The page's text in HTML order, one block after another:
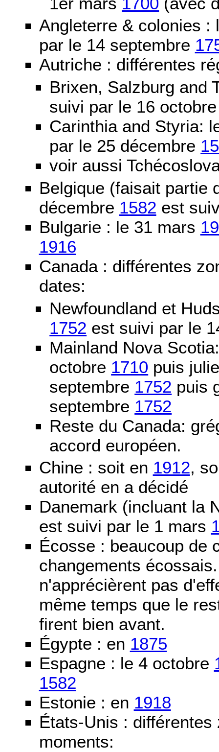
Angleterre & colonies
par le 14 septembre
Autriche : différentes
Brixen, Salzburg and
suivi par le 16
Carinthia and Styria:
par le 25 décembre
voir aussi
Belgique (faisait partie
décembre 1582 est
Bulgarie : le 31 mars
1916
Canada : différentes
dates:
Newfoundland et
1752 est suivi par le
Mainland Nova
octobre 1710 puis
septembre 1752 puis
septembre 1752
Reste du Canada:
accord européen.
Chine : soit en 1912,
autorité en a décidé
Danemark (incluant la
est suivi par le 1 mars
Écosse : beaucoup de
changements
n'apprécièrent pas
même temps que le
firent bien avant.
Égypte : en 1875
Espagne : le 4 octobre
1582
Estonie : en 1918
États-Unis :
moments: